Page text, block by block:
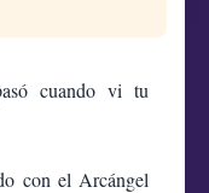
cuando vi tu
con el Arcángel